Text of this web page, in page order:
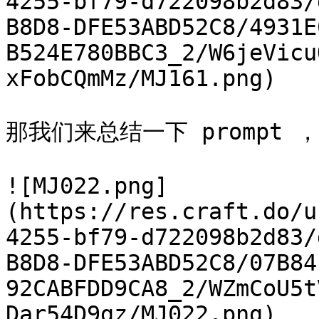
B8D8-DFE53ABD52C8/
B524E780BBC3_2/
xFobCQmMz/MJ161.png)
那我们来总结一下 prompt
![MJ022.png]
(https://res.craft.do/
4255-bf79-
B8D8-DFE53ABD52C8/
92CABFDD9CA8_2/